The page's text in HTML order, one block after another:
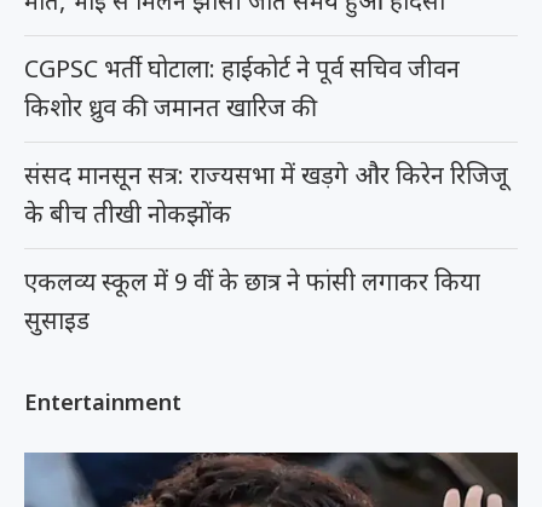
CGPSC भर्ती घोटाला: हाईकोर्ट ने पूर्व सचिव जीवन
किशोर ध्रुव की जमानत खारिज की
संसद मानसून सत्र: राज्यसभा में खड़गे और किरेन रिजिजू
के बीच तीखी नोकझोंक
एकलव्य स्कूल में 9 वीं के छात्र ने फांसी लगाकर किया
सुसाइड
Entertainment